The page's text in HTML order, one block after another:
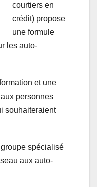
courtiers en
crédit) propose
une formule
les auto-
et une
personnes
souhaiteraient
spécialisé
aux auto-